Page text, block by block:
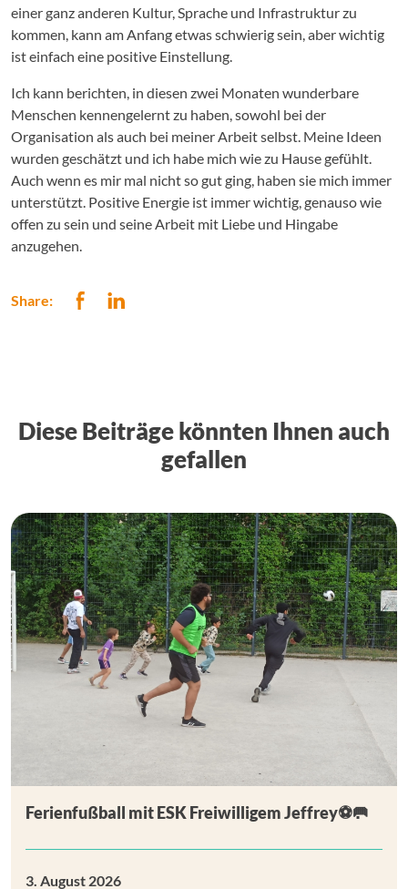
einer ganz anderen Kultur, Sprache und Infrastruktur zu
kommen, kann am Anfang etwas schwierig sein, aber wichtig
ist einfach eine positive Einstellung.
Ich kann berichten, in diesen zwei Monaten wunderbare
Menschen kennengelernt zu haben, sowohl bei der
Organisation als auch bei meiner Arbeit selbst. Meine Ideen
wurden geschätzt und ich habe mich wie zu Hause gefühlt.
Auch wenn es mir mal nicht so gut ging, haben sie mich immer
unterstützt. Positive Energie ist immer wichtig, genauso wie
offen zu sein und seine Arbeit mit Liebe und Hingabe
anzugehen.
Share:
Diese Beiträge könnten Ihnen auch
gefallen
Ferienfußball mit ESK Freiwilligem Jeffrey⚽🥅
3. August 2026